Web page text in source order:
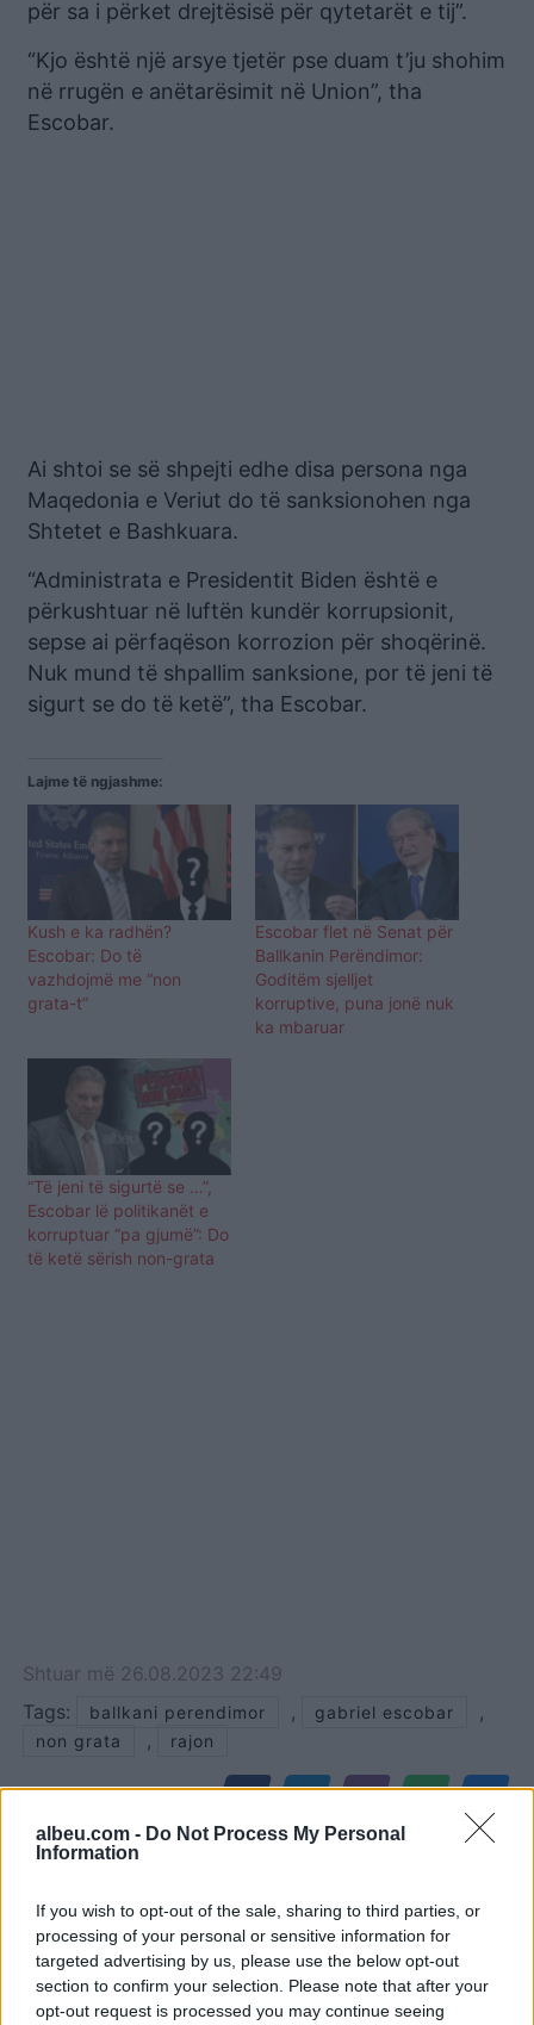
albeu.com - Do Not Process My Personal
Information
If you wish to opt-out of the sale, sharing to third parties, or
processing of your personal or sensitive information for
targeted advertising by us, please use the below opt-out
section to confirm your selection. Please note that after your
opt-out request is processed you may continue seeing
për sa i përket drejtësisë për qytetarët e tij”.
“Kjo është një arsye tjetër pse duam t’ju shohim
në rrugën e anëtarësimit në Union”, tha
Escobar.
Ai shtoi se së shpejti edhe disa persona nga
Maqedonia e Veriut do të sanksionohen nga
Shtetet e Bashkuara.
“Administrata e Presidentit Biden është e
përkushtuar në luftën kundër korrupsionit,
sepse ai përfaqëson korrozion për shoqërinë.
Nuk mund të shpallim sanksione, por të jeni të
sigurt se do të ketë”, tha Escobar.
Lajme të ngjashme:
Kush e ka radhën?
Escobar: Do të
vazhdojmë me “non
grata-t”
Escobar flet në Senat për
Ballkanin Perëndimor:
Goditëm sjelljet
korruptive, puna jonë nuk
ka mbaruar
“Të jeni të sigurtë se …”,
Escobar lë politikanët e
korruptuar “pa gjumë”: Do
të ketë sërish non-grata
Shtuar më 26.08.2023 22:49
Tags:
ballkani perendimor , gabriel escobar ,
non grata , rajon